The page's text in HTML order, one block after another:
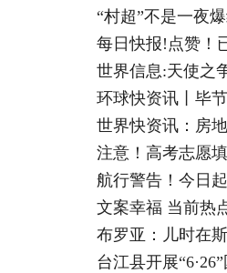
“村超”不是一夜
每日快报!点赞！
世界信息:天使之
环球快资讯丨毕
世界快资讯：房
注意！高考志愿
航行警告！今日
文案幸福 当前热
布罗亚：儿时在
台江县开展